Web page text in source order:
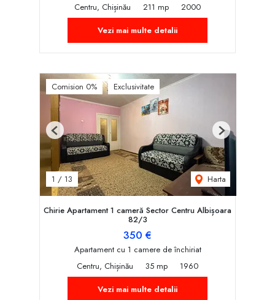
Centru, Chișinău
211 mp
2000
Vezi mai multe detalii
Comision 0% Exclusivitate
1 / 13 Harta
Previous Next
Chirie Apartament 1 cameră Sector Centru Albișoara
82/3
350 €
Apartament cu 1 camere de închiriat
Centru, Chișinău
35 mp
1960
Vezi mai multe detalii